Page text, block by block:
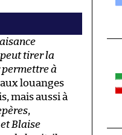
peut tirer la
permettre à
aux louanges
mais aussi à
,
et Blaise